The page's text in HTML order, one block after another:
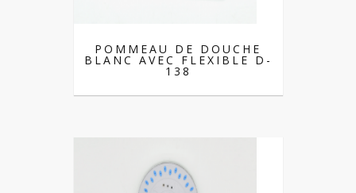
POMMEAU DE DOUCHE
BLANC AVEC FLEXIBLE D-
138